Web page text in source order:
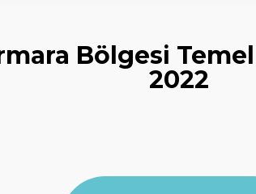
Bölgesi
2022